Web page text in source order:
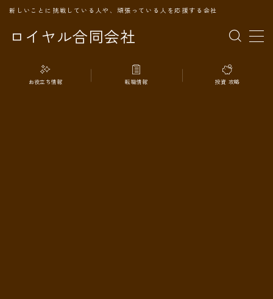
ロイヤル合同会社
新しいことに挑戦している人や、頑張っている人を応援する会社
MENU
TOPページ
お役立ち情報 転職情報 投資 攻略